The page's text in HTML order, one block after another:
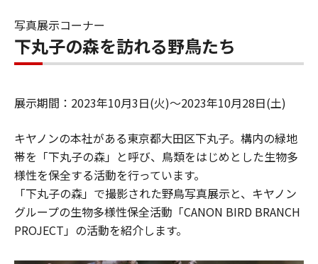
写真展示コーナー
下丸子の森を訪れる野鳥たち
展示期間：2023年10月3日(火)～2023年10月28日(土)
キヤノンの本社がある東京都大田区下丸子。構内の緑地
帯を「下丸子の森」と呼び、鳥類をはじめとした生物多
様性を保全する活動を行っています。
「下丸子の森」で撮影された野鳥写真展示と、キヤノン
グループの生物多様性保全活動「CANON BIRD BRANCH
PROJECT」の活動を紹介します。